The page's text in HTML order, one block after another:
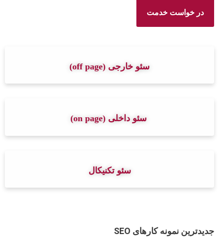
در خواست خدمت
سئو خارجی (off page)
سئو داخلی (on page)
سئو تکنیکال
جدیدترین نمونه کارهای SEO